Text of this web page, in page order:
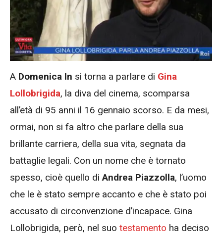
A Domenica In si torna a parlare di Gina
Lollobrigida, la diva del cinema, scomparsa
all’età di 95 anni il 16 gennaio scorso. E da mesi,
ormai, non si fa altro che parlare della sua
brillante carriera, della sua vita, segnata da
battaglie legali. Con un nome che è tornato
spesso, cioè quello diAndrea Piazzolla, l’uomo
che le è stato sempre accanto e che è stato poi
accusato di circonvenzione d’incapace. Gina
Lollobrigida, però, nel suo testamento ha deciso